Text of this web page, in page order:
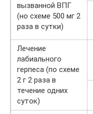
вызванной ВПГ
(но схеме 500 мг 2
раза в сутки)
Лечение
лабиального
герпеса (по схеме
2 г 2 раза в
течение одних
суток)